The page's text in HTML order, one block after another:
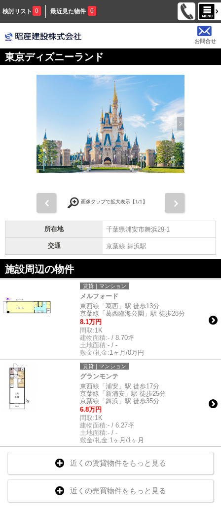
検討リスト 0 最近見た物件 0
お問合せ
東京ディズニーランド
画像タップで拡大表示【1/1】
所在地 千葉県浦安市舞浜29-1
交通 京葉線 舞浜駅
施設周辺の物件
賃貸｜マンション
メルフォード
東西線「葛西」駅 徒歩13分
京葉線「葛西臨海公園」駅 徒歩28分
8.1万円
間取:1K
建物面積:- / 8.70坪
土地面積:- / -
敷金/礼金:1ヶ月/0万円
賃貸｜マンション
グランモンテ
東西線「浦安」駅 徒歩17分
京葉線「新浦安」駅 徒歩25分
京葉線「舞浜」駅 徒歩35分
6.8万円
間取:1K
建物面積:- / 6.27坪
土地面積:- / -
敷金/礼金:1ヶ月/1ヶ月
近くの賃貸物件をもっと見る
近くの売買物件をもっと見る